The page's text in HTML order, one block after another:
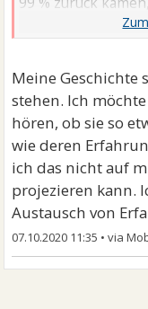
Prozentquote der
außerdem
Erzähl halt mal,
Gegenüber auch
Meine Geschichte
stehen. Ich
hören, ob sie so
wie deren
ich das nicht auf
projezieren kann.
Austausch von
07.10.2020 11:35 •